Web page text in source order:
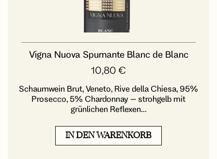
Vigna Nuova Spumante Blanc de Blanc
10,80 €
Schaumwein Brut, Veneto, Rive della Chiesa, 95%
Prosecco, 5% Chardonnay – strohgelb mit
grünlichen Reflexen...
IN DEN WARENKORB